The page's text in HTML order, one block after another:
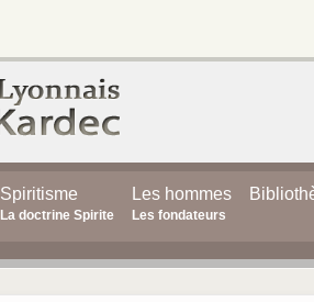
Spiritisme
La doctrine Spirite
Les hommes
Les fondateurs